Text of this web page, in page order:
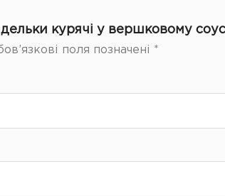
курячі у вершковому
поля позначені *